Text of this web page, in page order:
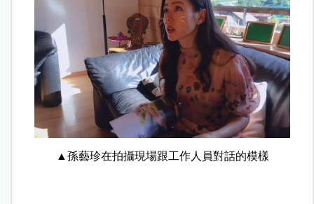
▲孫藝珍在拍攝現場跟工作人員對話的模樣